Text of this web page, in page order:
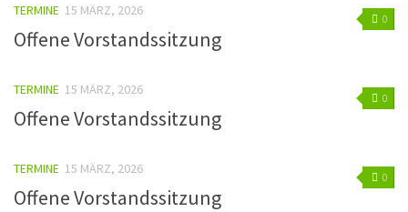
0
TERMINE 15 MÄRZ, 2026
Offene Vorstandssitzung
0
TERMINE 15 MÄRZ, 2026
Offene Vorstandssitzung
0
TERMINE 15 MÄRZ, 2026
Offene Vorstandssitzung